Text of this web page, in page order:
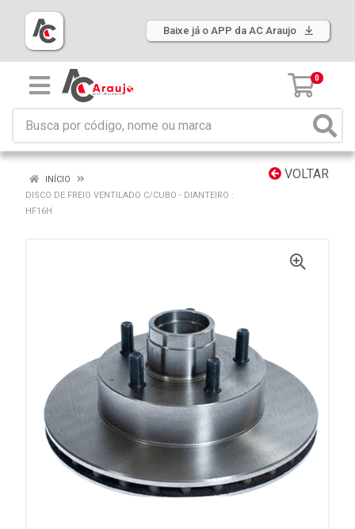
Baixe já o APP da AC Araujo
0
VOLTAR
INÍCIO
DISCO DE FREIO VENTILADO C/CUBO - DIANTEIRO :
HF16H